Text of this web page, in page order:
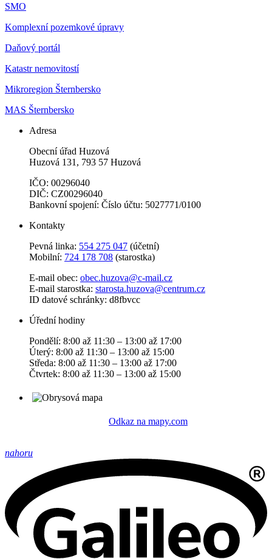
SMO
Komplexní pozemkové úpravy
Daňový portál
Katastr nemovitostí
Mikroregion Šternbersko
MAS Šternbersko
Adresa
Obecní úřad Huzová
Huzová 131, 793 57 Huzová
IČO: 00296040
DIČ: CZ00296040
Bankovní spojení: Číslo účtu: 5027771/0100
Kontakty
Pevná linka: 554 275 047 (účetní)
Mobilní: 724 178 708 (starostka)
E-mail obec: obec.huzova@c-mail.cz
E-mail starostka: starosta.huzova@centrum.cz
ID datové schránky: d8fbvcc
Úřední hodiny
Pondělí: 8:00 až 11:30 – 13:00 až 17:00
Úterý: 8:00 až 11:30 – 13:00 až 15:00
Středa: 8:00 až 11:30 – 13:00 až 17:00
Čtvrtek: 8:00 až 11:30 – 13:00 až 15:00
Odkaz na mapy.com
nahoru